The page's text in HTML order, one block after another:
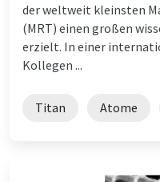
der weltweit kleinsten
(MRT) einen großen
erzielt. In einer
Kollegen ...
Titan Atome